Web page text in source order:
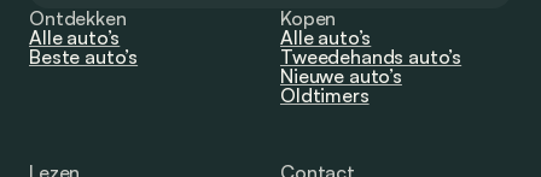
Ontdekken
Alle auto’s
Beste auto’s
Kopen
Alle auto’s
Tweedehands auto’s
Nieuwe auto’s
Oldtimers